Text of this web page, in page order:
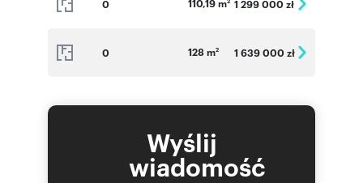
0 110,19 m2 1 299 000 zł
0 128 m2 1 639 000 zł
Wyślij
wiadomość